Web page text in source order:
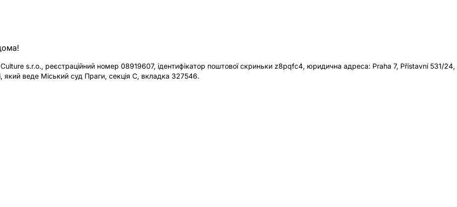
s.r.o., реєстраційний номер 08919607, ідентифікатор поштової скриньки z8pqfc4, юридична адреса: Praha 7, Přístavní 531/24,
веде Міський суд Праги, секція C, вкладка 327546.